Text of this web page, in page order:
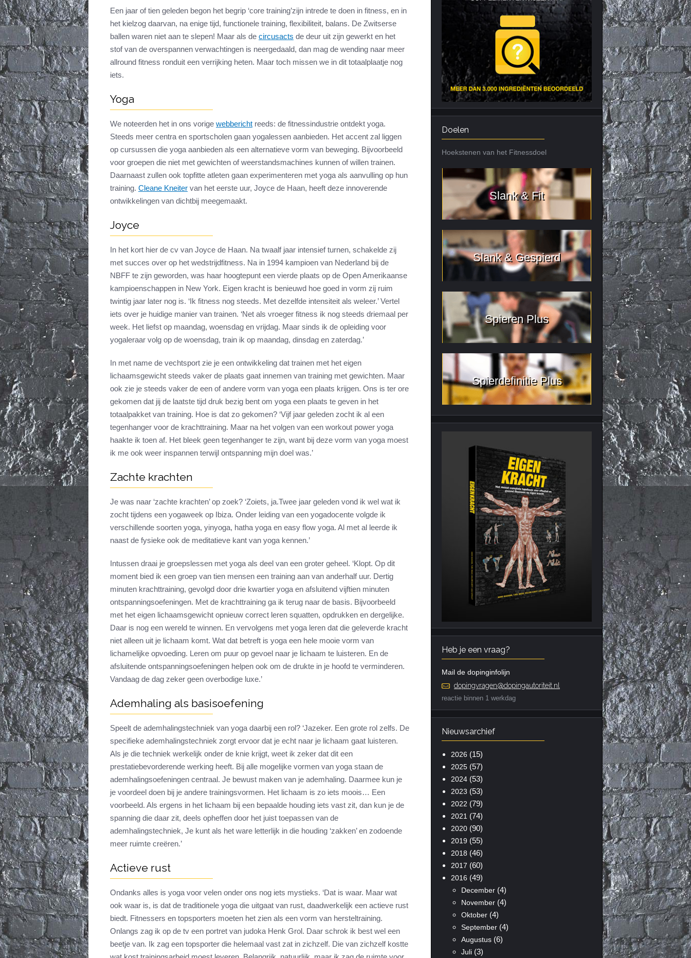
Cardiotraining
Combi van cardio en kracht
Trainingsfouten top 10
Nutriënt Timing
Veel gestelde vragen
Citrus Aurantium
Tribulus Terrestris
Vitaminen en
mineralen
Weight Gainers
Nieuws archief
Een jaar of tien geleden begon het begrip ‘core training’zijn intrede te doen in fitness, en in
het kielzog daarvan, na enige tijd, functionele training, flexibiliteit, balans. De Zwitserse
ballen waren niet aan te slepen! Maar als de circusacts de deur uit zijn gewerkt en het
stof van de overspannen verwachtingen is neergedaald, dan mag de wending naar meer
allround fitness ronduit een verrijking heten. Maar toch missen we in dit totaalplaatje nog
iets.
Yoga
We noteerden het in ons vorige webbericht reeds: de fitnessindustrie ontdekt yoga.
Steeds meer centra en sportscholen gaan yogalessen aanbieden. Het accent zal liggen
op cursussen die yoga aanbieden als een alternatieve vorm van beweging. Bijvoorbeeld
voor groepen die niet met gewichten of weerstandsmachines kunnen of willen trainen.
Daarnaast zullen ook topfitte atleten gaan experimenteren met yoga als aanvulling op hun
training. Cleane Kneiter van het eerste uur, Joyce de Haan, heeft deze innoverende
ontwikkelingen van dichtbij meegemaakt.
Joyce
In het kort hier de cv van Joyce de Haan. Na twaalf jaar intensief turnen, schakelde zij
met succes over op het wedstrijdfitness. Na in 1994 kampioen van Nederland bij de
NBFF te zijn geworden, was haar hoogtepunt een vierde plaats op de Open Amerikaanse
kampioenschappen in New York. Eigen kracht is benieuwd hoe goed in vorm zij ruim
twintig jaar later nog is. ‘Ik fitness nog steeds. Met dezelfde intensiteit als weleer.’ Vertel
iets over je huidige manier van trainen. ‘Net als vroeger fitness ik nog steeds driemaal per
week. Het liefst op maandag, woensdag en vrijdag. Maar sinds ik de opleiding voor
yogaleraar volg op de woensdag, train ik op maandag, dinsdag en zaterdag.’
In met name de vechtsport zie je een ontwikkeling dat trainen met het eigen
lichaamsgewicht steeds vaker de plaats gaat innemen van training met gewichten. Maar
ook zie je steeds vaker de een of andere vorm van yoga een plaats krijgen. Ons is ter ore
gekomen dat jij de laatste tijd druk bezig bent om yoga een plaats te geven in het
totaalpakket van training. Hoe is dat zo gekomen? ‘Vijf jaar geleden zocht ik al een
tegenhanger voor de krachttraining. Maar na het volgen van een workout power yoga
haakte ik toen af. Het bleek geen tegenhanger te zijn, want bij deze vorm van yoga moest
ik me ook weer inspannen terwijl ontspanning mijn doel was.’
Zachte krachten
Je was naar ‘zachte krachten’ op zoek? ‘Zoiets, ja.Twee jaar geleden vond ik wel wat ik
zocht tijdens een yogaweek op Ibiza. Onder leiding van een yogadocente volgde ik
verschillende soorten yoga, yinyoga, hatha yoga en easy flow yoga. Al met al leerde ik
naast de fysieke ook de meditatieve kant van yoga kennen.’
Intussen draai je groepslessen met yoga als deel van een groter geheel. ‘Klopt. Op dit
moment bied ik een groep van tien mensen een training aan van anderhalf uur. Dertig
minuten krachttraining, gevolgd door drie kwartier yoga en afsluitend vijftien minuten
ontspanningsoefeningen. Met de krachttraining ga ik terug naar de basis. Bijvoorbeeld
met het eigen lichaamsgewicht opnieuw correct leren squatten, opdrukken en dergelijke.
Daar is nog een wereld te winnen. En vervolgens met yoga leren dat die geleverde kracht
niet alleen uit je lichaam komt. Wat dat betreft is yoga een hele mooie vorm van
lichamelijke opvoeding. Leren om puur op gevoel naar je lichaam te luisteren. En de
afsluitende ontspanningsoefeningen helpen ook om de drukte in je hoofd te verminderen.
Vandaag de dag zeker geen overbodige luxe.’
Ademhaling als basisoefening
Speelt de ademhalingstechniek van yoga daarbij een rol? ‘Jazeker. Een grote rol zelfs. De
specifieke ademhalingstechniek zorgt ervoor dat je echt naar je lichaam gaat luisteren.
Als je die techniek werkelijk onder de knie krijgt, weet ik zeker dat dit een
prestatiebevorderende werking heeft. Bij alle mogelijke vormen van yoga staan de
ademhalingsoefeningen centraal. Je bewust maken van je ademhaling. Daarmee kun je
je voordeel doen bij je andere trainingsvormen. Het lichaam is zo iets moois… Een
voorbeeld. Als ergens in het lichaam bij een bepaalde houding iets vast zit, dan kun je de
spanning die daar zit, deels opheffen door het juist toepassen van de
ademhalingstechniek, Je kunt als het ware letterlijk in die houding ‘zakken’ en zodoende
meer ruimte creëren.’
Actieve rust
Ondanks alles is yoga voor velen onder ons nog iets mystieks. ‘Dat is waar. Maar wat
ook waar is, is dat de traditionele yoga die uitgaat van rust, daadwerkelijk een actieve rust
biedt. Fitnessers en topsporters moeten het zien als een vorm van hersteltraining.
Onlangs zag ik op de tv een portret van judoka Henk Grol. Daar schrok ik best wel een
beetje van. Ik zag een topsporter die helemaal vast zat in zichzelf. Die van zichzelf kostte
Doelen
Hoekstenen van het Fitnessdoel
Slank & Fit
Slank & Gespierd
Spieren Plus
Spierdefinitie Plus
Heb je een vraag?
Mail de dopinginfolijn
dopingvragen@dopingautoriteit.nl
reactie binnen 1 werkdag
Nieuwsarchief
2026 (15)
2025(57)
2024(53)
2023 (53)
2022 (79)
2021 (74)
2020(90)
2019 (55)
2018 (46)
2017 (60)
2016 (49)
December(4)
November(4)
Oktober(4)
September(4)
Augustus(6)
Juli(3)